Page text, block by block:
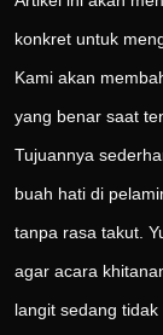
konkret untuk
Kami akan
yang benar saat
Tujuannya
buah hati di
tanpa rasa takut.
agar acara
langit sedang tidak